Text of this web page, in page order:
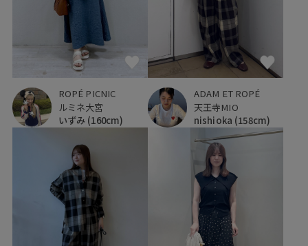
ROPÉ PICNIC
ルミネ大宮
いずみ (160cm)
ADAM ET ROPÉ
天王寺MIO
nishioka (158cm)